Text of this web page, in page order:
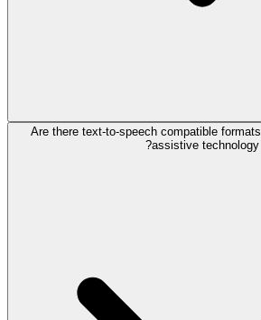
Are there text-to-speech compatible
assistive technology?